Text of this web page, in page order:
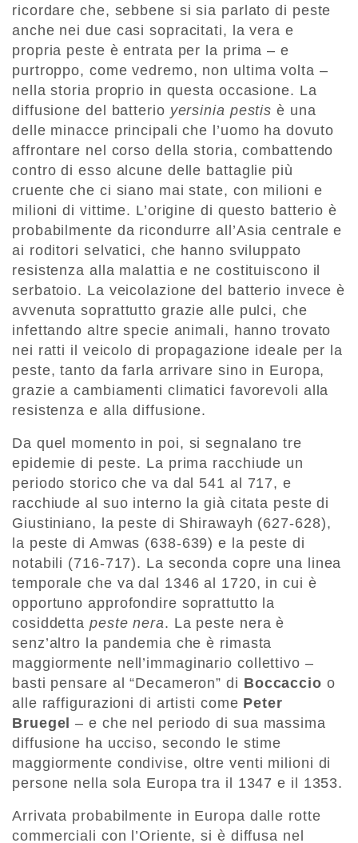
ricordare che, sebbene si sia parlato di peste
anche nei due casi sopracitati, la vera e
propria peste è entrata per la prima – e
purtroppo, come vedremo, non ultima volta –
nella storia proprio in questa occasione. La
diffusione del batterio yersinia pestis è una
delle minacce principali che l’uomo ha dovuto
affrontare nel corso della storia, combattendo
contro di esso alcune delle battaglie più
cruente che ci siano mai state, con milioni e
milioni di vittime. L’origine di questo batterio è
probabilmente da ricondurre all’Asia centrale e
ai roditori selvatici, che hanno sviluppato
resistenza alla malattia e ne costituiscono il
serbatoio. La veicolazione del batterio invece è
avvenuta soprattutto grazie alle pulci, che
infettando altre specie animali, hanno trovato
nei ratti il veicolo di propagazione ideale per la
peste, tanto da farla arrivare sino in Europa,
grazie a cambiamenti climatici favorevoli alla
resistenza e alla diffusione.
Da quel momento in poi, si segnalano tre
epidemie di peste. La prima racchiude un
periodo storico che va dal 541 al 717, e
racchiude al suo interno la già citata peste di
Giustiniano, la peste di Shirawayh (627-628),
la peste di Amwas (638-639) e la peste di
notabili (716-717). La seconda copre una linea
temporale che va dal 1346 al 1720, in cui è
opportuno approfondire soprattutto la
cosiddetta peste nera. La peste nera è
senz’altro la pandemia che è rimasta
maggiormente nell’immaginario collettivo –
basti pensare al “Decameron” di Boccaccio o
alle raffigurazioni di artisti come Peter
Bruegel – e che nel periodo di sua massima
diffusione ha ucciso, secondo le stime
maggiormente condivise, oltre venti milioni di
persone nella sola Europa tra il 1347 e il 1353.
Arrivata probabilmente in Europa dalle rotte
commerciali con l’Oriente, si è diffusa nel